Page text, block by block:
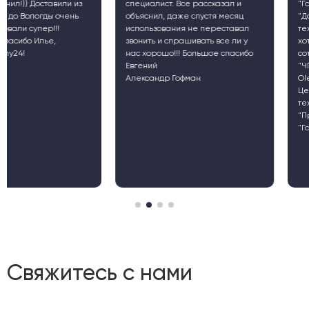
специалист. Все рассказал и
объяснил, даже спустя месяц
использования не переставал
звонить и спрашивать все ли у
нас хорошо!!! Большое спасибо
"Гараж", подразделение
"Донского
технического
хотел бы оставить свой
сотрудничестве с
технологического
"Промышленный
Свяжитесь с нами